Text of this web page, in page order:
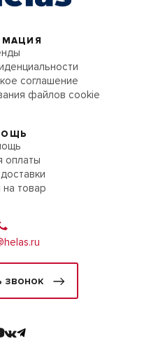
соглашение
файлов cookie
оплаты
на товар
звонок